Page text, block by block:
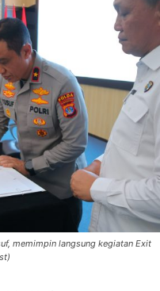
memimpin langsung kegiatan Exit